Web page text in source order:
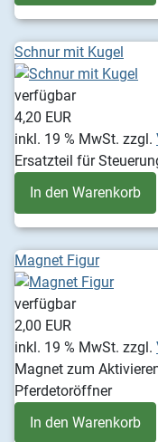
Schnur mit Kugel
verfügbar
4,20 EUR
inkl. 19 % MwSt. zzgl.
Ersatzteil für
In den Warenkorb
Magnet Figur
verfügbar
2,00 EUR
inkl. 19 % MwSt. zzgl.
Magnet zum
Pferdetoröffner
In den Warenkorb